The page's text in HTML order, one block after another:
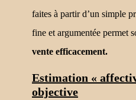
faites à partir d’un simple
fine et argumentée permet
vente efficacement.
Estimation «
objective